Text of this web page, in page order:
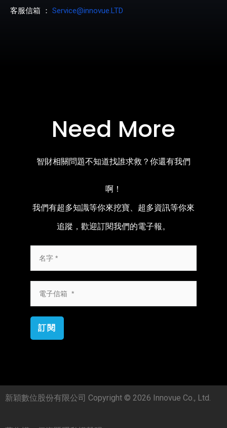
客服信箱 ： Service@innovue.LTD
Need More
智財相關問題不知道找誰求救？你還有我們
啊！
我們有超多知識等你來挖寶、超多資訊等你來
追蹤，歡迎訂閱我們的電子報。
訂閱
新穎數位股份有限公司 Copyright © 2026 Innovue Co., Ltd.